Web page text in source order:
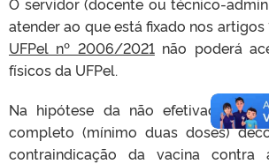
atender ao que está fixado nos artigos
UFPel nº 2006/2021não poderá
físicos da UFPel.
Na hipótese da não efetivação do
completo (mínimo duas doses)
contraindicação da vacina contra